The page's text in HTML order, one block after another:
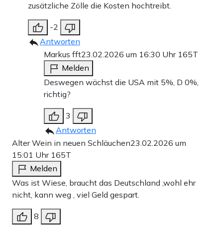
zusätzliche Zölle die Kosten hochtreibt.
-2
Antworten
Markus fft23.02.2026 um 16:30 Uhr 165T
Melden
Deswegen wächst die USA mit 5%, D 0%,
richtig?
3
Antworten
Alter Wein in neuen Schläuchen23.02.2026 um
15:01 Uhr 165T
Melden
Was ist Wiese, braucht das Deutschland ,wohl ehr
nicht, kann weg , viel Geld gespart.
8